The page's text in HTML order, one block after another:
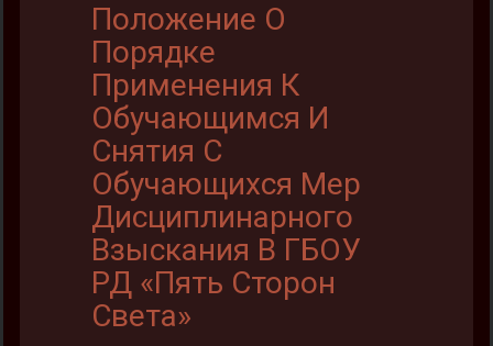
Положение О
Порядке
Применения К
Обучающимся И
Снятия С
Обучающихся Мер
Дисциплинарного
Взыскания В ГБОУ
РД «Пять Сторон
Света»